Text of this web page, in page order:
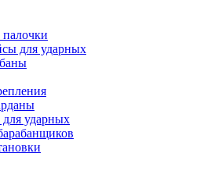
для ударных
ударных